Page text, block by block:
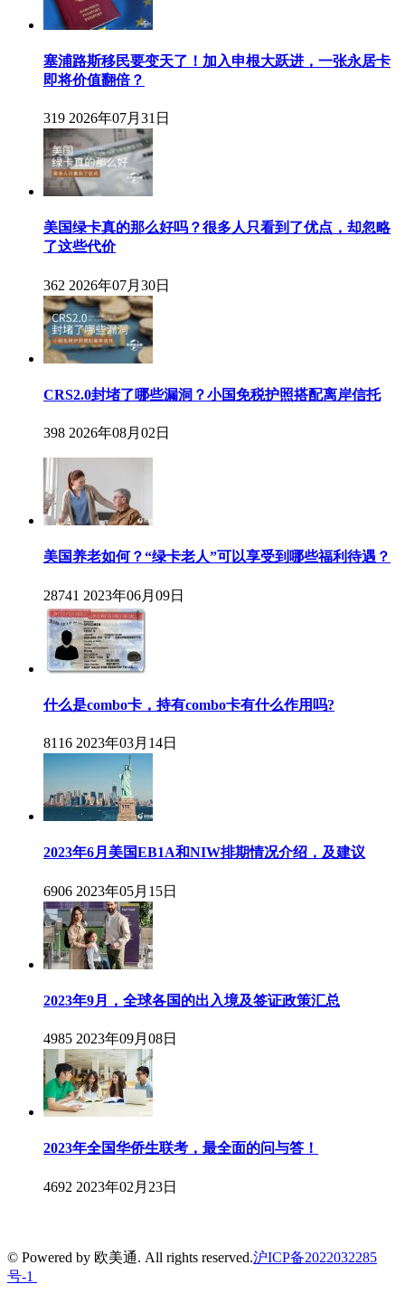
塞浦路斯移民要变天了！加入申根大跃进，一张永居卡
即将价值翻倍？
319 2026年07月31日
美国绿卡真的那么好吗？很多人只看到了优点，却忽略
了这些代价
362 2026年07月30日
CRS2.0封堵了哪些漏洞？小国免税护照搭配离岸信托
398 2026年08月02日
美国养老如何？“绿卡老人”可以享受到哪些福利待遇？
28741 2023年06月09日
什么是combo卡，持有combo卡有什么作用吗?
8116 2023年03月14日
2023年6月美国EB1A和NIW排期情况介绍，及建议
6906 2023年05月15日
2023年9月，全球各国的出入境及签证政策汇总
4985 2023年09月08日
2023年全国华侨生联考，最全面的问与答！
4692 2023年02月23日
© Powered by 欧美通. All rights reserved.沪ICP备2022032285
号-1